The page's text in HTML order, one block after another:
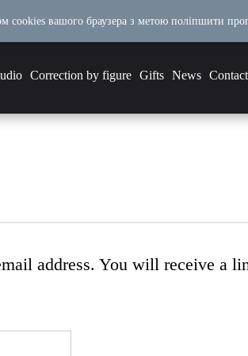
Correction by figure Gifts News
address. You will receive a
cookies вашого браузера з метою поліпшити